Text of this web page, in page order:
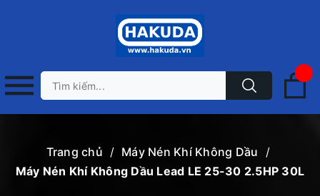
Trang chủ / Máy Nén Khí Không Dầu
/
Máy Nén Khí Không Dầu Lead LE 25-30 2.5HP 30L